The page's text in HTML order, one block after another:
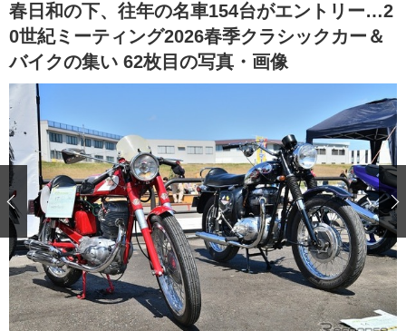
東海 関西
中国 四国
注目の記事
ショップレポート 愛車 File
自動車豆知識 ストップ！不具合修理＆粗悪修理
鈑金・塗装
ディテイリング
ディテイリング 洗車
ヘッドライト磨き コーティング
フィルム・ラッピング
鈑金・塗装
小キズ直し 防錆
特集記事
ストップ 不具合修理＆粗悪修理
カーメーカー「旧車」関連プロジェ
クト
ショップ紹介
春日和の下、往年の名車154台がエントリー…2
0世紀ミーティング2026春季クラシックカー＆
バイクの集い 62枚目の写真・画像